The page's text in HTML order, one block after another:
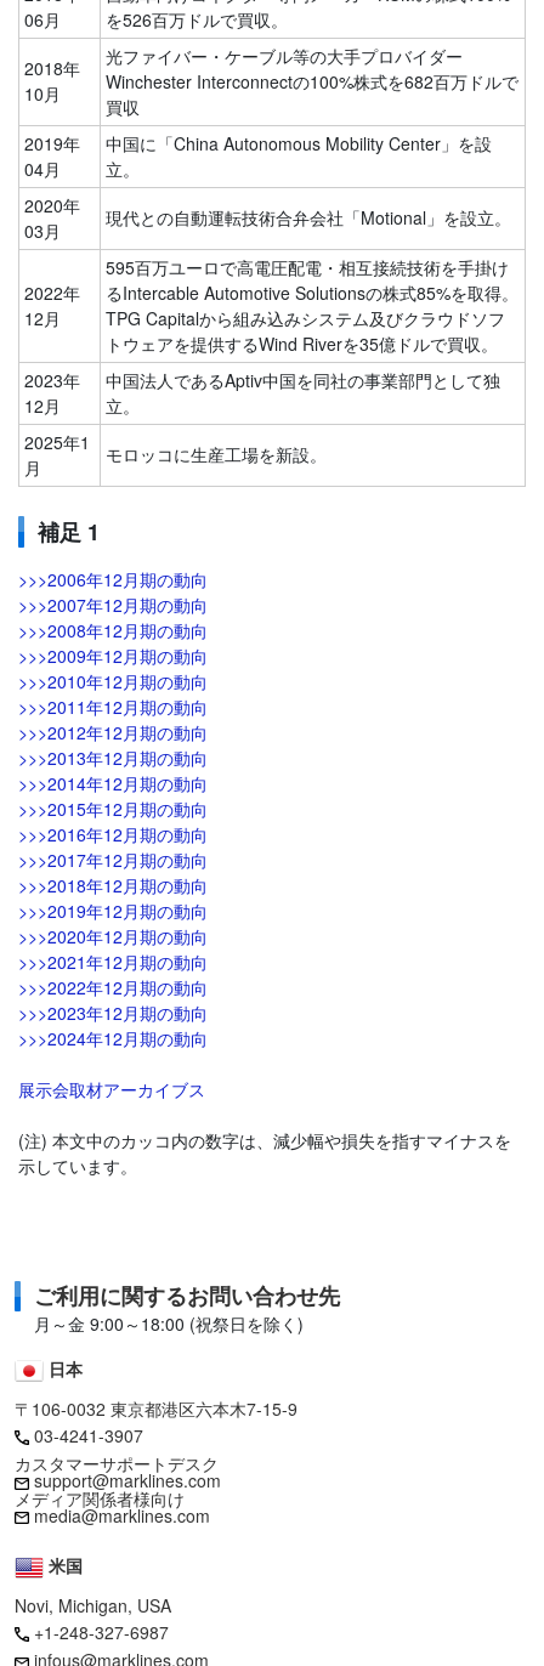
06月
を526百万ドルで買収。
2018年
10月
光ファイバー・ケーブル等の大手プロバイダー
Winchester Interconnectの100%株式を682百万ドルで
買収
2019年
04月
中国に「China Autonomous Mobility Center」を設
立。
2020年
03月
現代との自動運転技術合弁会社「Motional」を設立。
2022年
12月
595百万ユーロで高電圧配電・相互接続技術を手掛け
るIntercable Automotive Solutionsの株式85%を取得。
TPG Capitalから組み込みシステム及びクラウドソフ
トウェアを提供するWind Riverを35億ドルで買収。
2023年
12月
中国法人であるAptiv中国を同社の事業部門として独
立。
2025年1
月
モロッコに生産工場を新設。
補足 1
>>>2006年12月期の動向
>>>2007年12月期の動向
>>>2008年12月期の動向
>>>2009年12月期の動向
>>>2010年12月期の動向
>>>2011年12月期の動向
>>>2012年12月期の動向
>>>2013年12月期の動向
>>>2014年12月期の動向
>>>2015年12月期の動向
>>>2016年12月期の動向
>>>2017年12月期の動向
>>>2018年12月期の動向
>>>2019年12月期の動向
>>>2020年12月期の動向
>>>2021年12月期の動向
>>>2022年12月期の動向
>>>2023年12月期の動向
>>>2024年12月期の動向
展示会取材アーカイブス
(注) 本文中のカッコ内の数字は、減少幅や損失を指すマイナスを
示しています。
ご利用に関するお問い合わせ先
月～金 9:00～18:00 (祝祭日を除く)
日本
〒106-0032 東京都港区六本木7-15-9
03-4241-3907
カスタマーサポートデスク
support@marklines.com
メディア関係者様向け
media@marklines.com
米国
Novi, Michigan, USA
+1-248-327-6987
infous@marklines.com